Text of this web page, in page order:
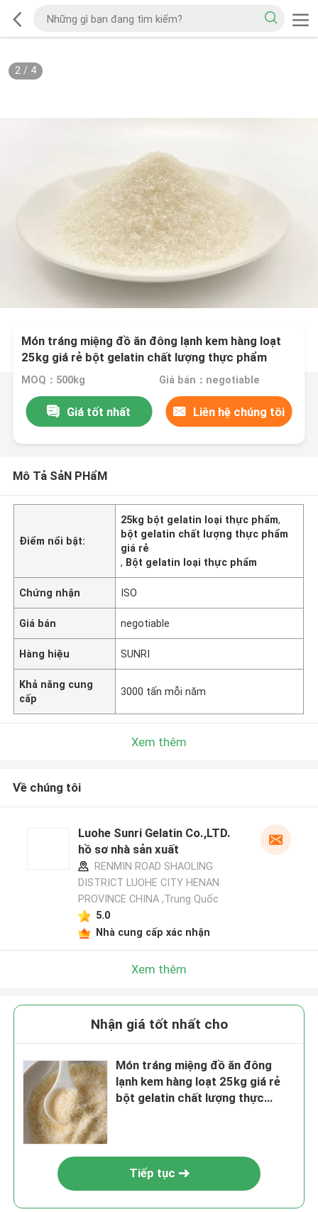
2/ 4
Món tráng miệng đồ ăn đông lạnh kem hàng loạt
25kg giá rẻ bột gelatin chất lượng thực phẩm
MOQ：500kg Giá bán：negotiable
Giá tốt nhất Liên hệ chúng tôi
Mô Tả SảN PHẩM
Điểm nổi bật:
25kg bột gelatin loại thực phẩm,
bột gelatin chất lượng thực phẩm
giá rẻ
, Bột gelatin loại thực phẩm
Chứng nhận ISO
Giá bán negotiable
Hàng hiệu SUNRI
Khả năng cung
cấp
3000 tấn mỗi năm
Xem thêm
Về chúng tôi
Luohe Sunri Gelatin Co.,LTD.
hồ sơ nhà sản xuất
RENMIN ROAD SHAOLING
DISTRICT LUOHE CITY HENAN
PROVINCE CHINA ,Trung Quốc
5.0
Nhà cung cấp xác nhận
Xem thêm
Nhận giá tốt nhất cho
Món tráng miệng đồ ăn đông
lạnh kem hàng loạt 25kg giá rẻ
bột gelatin chất lượng thực
Tiếp tục